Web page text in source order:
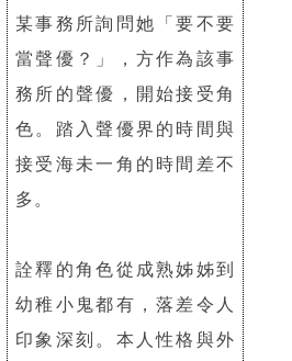
某事務所詢問她「要不要
當聲優？」，方作為該事
務所的聲優，開始接受角
色。踏入聲優界的時間與
接受海未一角的時間差不
多。
詮釋的角色從成熟姊姊到
幼稚小鬼都有，落差令人
印象深刻。本人性格與外